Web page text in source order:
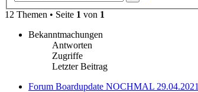
12 Themen • Seite 1 von 1
Bekanntmachungen
Antworten
Zugriffe
Letzter Beitrag
Forum Boardupdate NOCHMAL 29.04.2021